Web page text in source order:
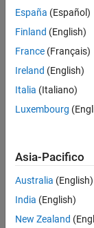
España (Español)
Finland (English)
France (Français)
Ireland (English)
Italia (Italiano)
Luxembourg
Asia-Pacifico
Australia (English)
India (English)
New Zealand
© 1994-2026